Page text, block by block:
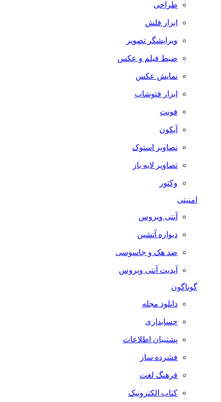
طراحی
ابزار فلش
ویرایشگر تصویر
ضبط فيلم و عكس
نمایش عکس
ابزار فتوشاپ
فونت
آیکون
تصاویر استوک
تصاویر لایه باز
وکتور
آنتی ویروس
دیواره آتشین
ضد هک و جاسوسی
آپدیت آنتی ویروس
گوناگون
دانلود مجله
حسابداری
پشتیبان اطلاعات
فشرده ساز
فرهنگ لغت
کتاب الکترونیک